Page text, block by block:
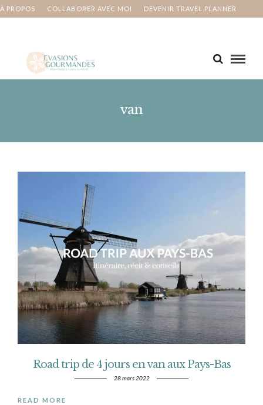
À PROPOS COLLABORER AVEC MOI DEVENIR TRAVEL PLANNER
van
Road trip de 4 jours en van aux Pays-Bas
28 mars 2022
READ MORE